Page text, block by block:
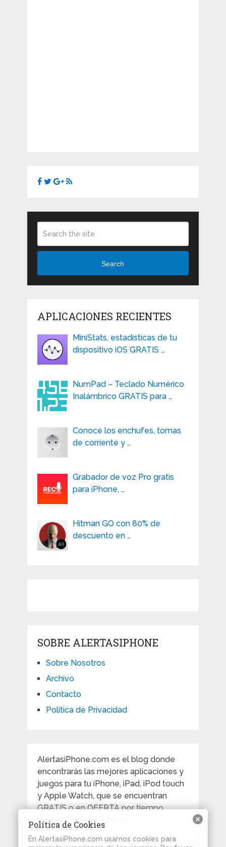
Search
APLICACIONES RECIENTES
MiniStats, estadísticas de tu
dispositivo iOS GRATIS …
NumPad – Teclado Numérico
Inalámbrico GRATIS para …
Conoce los enchufes, tomas
de corriente y …
Grabador de voz Pro gratis
para iPhone, …
Hitman GO con 80% de
descuento en …
SOBRE ALERTASIPHONE
Sobre Nosotros
Archivo
Contacto
Política de Privacidad
AlertasiPhone.com es el blog donde
encontrarás las mejores aplicaciones y
juegos para tu iPhone, iPad, iPod touch
y Apple Watch, que se encuentran
GRATIS o en OFERTA por tiempo
limitado en la App Store.
Política de Cookies
En AlertasiPhone.com usamos cookies para